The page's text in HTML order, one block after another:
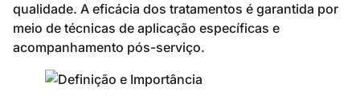
qualidade. A eficácia dos tratamentos é garantida por
meio de técnicas de aplicação específicas e
acompanhamento pós-serviço.